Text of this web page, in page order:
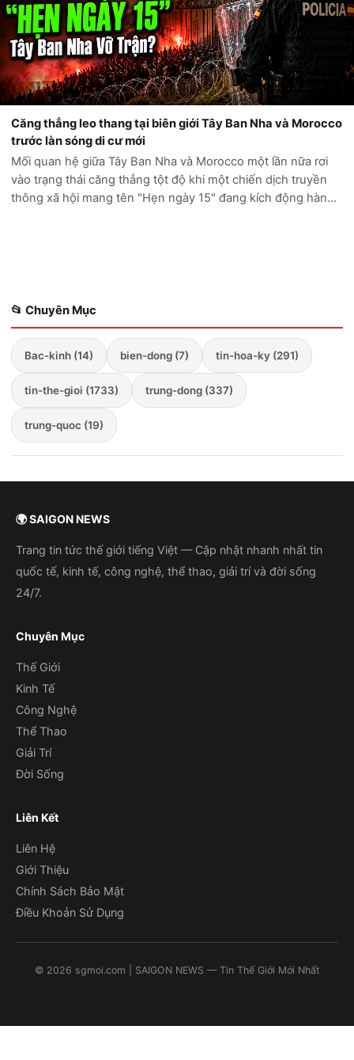
Căng thẳng leo thang tại biên giới Tây Ban Nha và Morocco
trước làn sóng di cư mới
Mối quan hệ giữa Tây Ban Nha và Morocco một lần nữa rơi
vào trạng thái căng thẳng tột độ khi một chiến dịch truyền
thông xã hội mang tên "Hẹn ngày 15" đang kích động hàng
📂 Chuyên Mục
Bac-kinh (14) bien-dong (7) tin-hoa-ky (291)
tin-the-gioi (1733) trung-dong (337)
trung-quoc (19)
🌍 SAIGON NEWS
Trang tin tức thế giới tiếng Việt — Cập nhật nhanh nhất tin
quốc tế, kinh tế, công nghệ, thể thao, giải trí và đời sống
24/7.
Chuyên Mục
Thế Giới
Kinh Tế
Công Nghệ
Thể Thao
Giải Trí
Đời Sống
Liên Kết
Liên Hệ
Giới Thiệu
Chính Sách Bảo Mật
Điều Khoản Sử Dụng
© 2026 sgmoi.com | SAIGON NEWS — Tin Thế Giới Mới Nhất